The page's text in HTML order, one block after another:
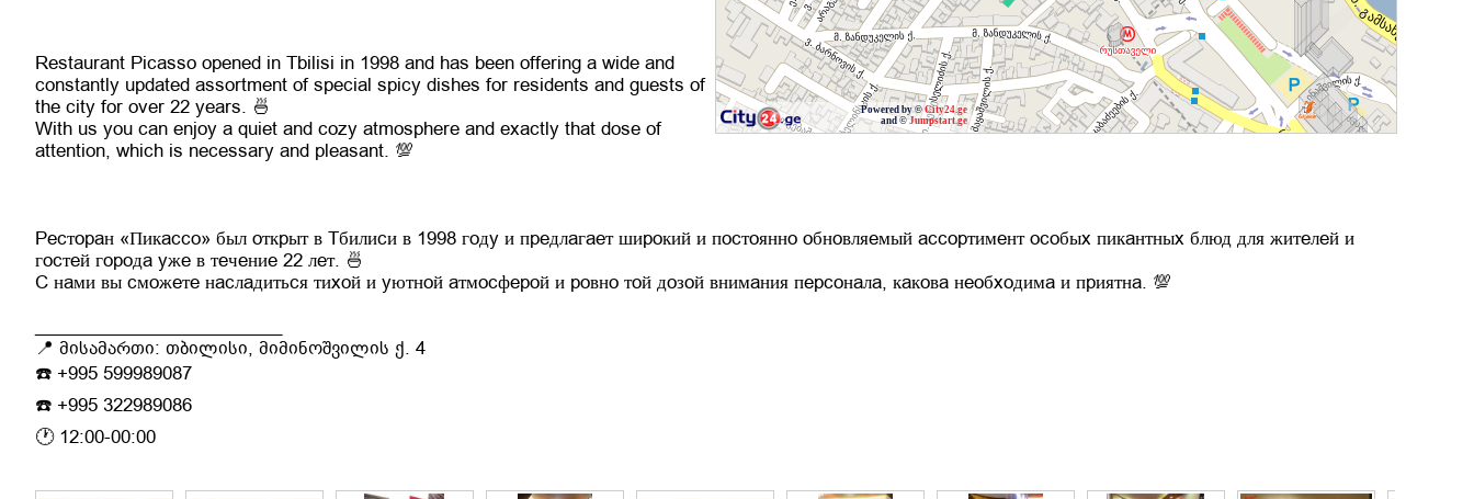
Powered by ©City24.ge
and ©Jumpstart.ge
Restaurant Picasso opened in Tbilisi in 1998 and has been offering a wide and
constantly updated assortment of special spicy dishes for residents and guests of
the city for over 22 years. 🍜
With us you can enjoy a quiet and cozy atmosphere and exactly that dose of
attention, which is necessary and pleasant. 💯
Ресторан «Пикассо» был открыт в Тбилиси в 1998 году и предлагает широкий и постоянно обновляемый ассортимент особых пикантных блюд для жителей и
гостей города уже в течение 22 лет. 🍜
С нами вы сможете насладиться тихой и уютной атмосферой и ровно той дозой внимания персонала, какова необходима и приятна. 💯
📍 მისამართი: თბილისი, მიმინოშვილის ქ. 4
☎️ +995 599989087
☎️ +995 322989086
🕐 12:00-00:00